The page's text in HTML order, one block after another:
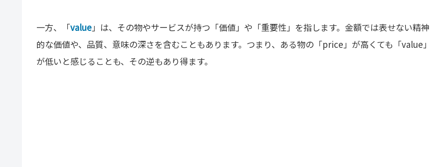
一方、「value」は、その物やサービスが持つ「価値」や「重要性」を指します。金額では表せない精神
的な価値や、品質、意味の深さを含むこともあります。つまり、ある物の「price」が高くても「value」
が低いと感じることも、その逆もあり得ます。